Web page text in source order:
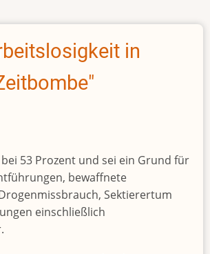
in
53 Prozent und sei ein Grund für
bewaffnete
Sektierertum
einschließlich